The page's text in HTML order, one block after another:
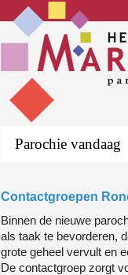
Parochie vandaag
Contactgroepen
Binnen de nieuwe
als taak te bevorderen,
grote geheel vervult en
De contactgroep zorgt